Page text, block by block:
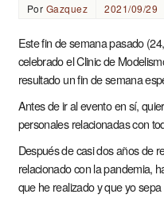
Por Gazquez 2021/09/29
Este fin de semana pasado
celebrado el Clinic de
resultado un fin de semana
Antes de ir al evento en sí,
personales relacionadas con
Después de casi dos años de
relacionado con la pandemia,
que he realizado y que yo